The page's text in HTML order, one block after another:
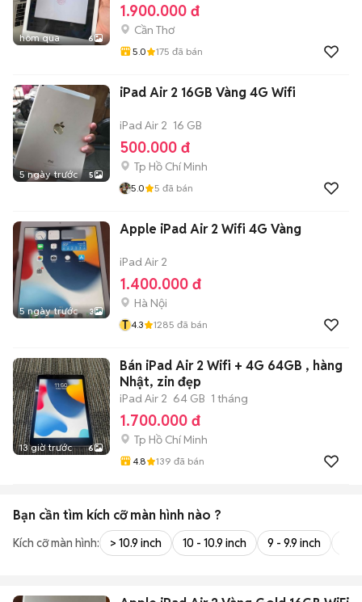
hôm qua 6
1.900.000 đ
Cần Thơ
5.0 175 đã bán
5 ngày trước 5
iPad Air 2 16GB Vàng 4G Wifi
iPad Air 2 16 GB
500.000 đ
Tp Hồ Chí Minh
5.0 5 đã bán
5 ngày trước 3
Apple iPad Air 2 Wifi 4G Vàng
iPad Air 2
1.400.000 đ
Hà Nội
T 4.3 1285 đã bán
13 giờ trước 6
Bán iPad Air 2 Wifi + 4G 64GB , hàng
Nhật, zin đẹp
iPad Air 2 64 GB 1 tháng
1.700.000 đ
Tp Hồ Chí Minh
4.8 139 đã bán
Bạn cần tìm kích cỡ màn hình nào ?
Kích cỡ màn hình: > 10.9 inch 10 - 10.9 inch 9 - 9.9 inch